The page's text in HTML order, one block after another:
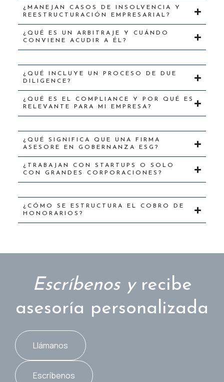
¿MANEJAN CASOS DE INSOLVENCIA Y
REESTRUCTURACIÓN EMPRESARIAL?
¿QUÉ ES UN ARBITRAJE Y CUÁNDO
CONVIENE ACUDIR A ÉL?
¿QUÉ INCLUYE UN PROCESO DE DUE
DILIGENCE?
¿QUÉ ES EL COMPLIANCE Y POR QUÉ ES
RELEVANTE PARA MI EMPRESA?
¿QUÉ SIGNIFICA QUE UNA FIRMA
ASESORE EN GOBERNANZA ESG?
¿TRABAJAN CON STARTUPS O SOLO
CON GRANDES CORPORACIONES?
¿CÓMO SE ESTRUCTURA EL COBRO DE
HONORARIOS?
Escríbenos yrecibe
asesoría personalizada
Llámanos
Escríbenos